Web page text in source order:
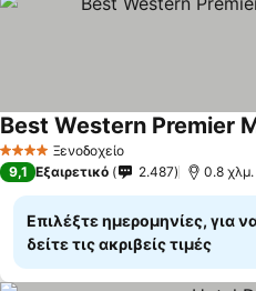
4 ΑστέριαΞενοδοχείο
Best Western Premier
9,1 Εξαιρετικό 2.487 0.8
Επιλέξτε ημερομηνίες, για
δείτε τις ακριβείς τιμές